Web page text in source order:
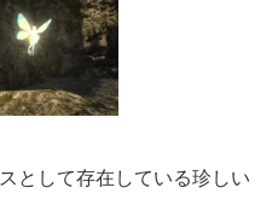
として存在している珍しい